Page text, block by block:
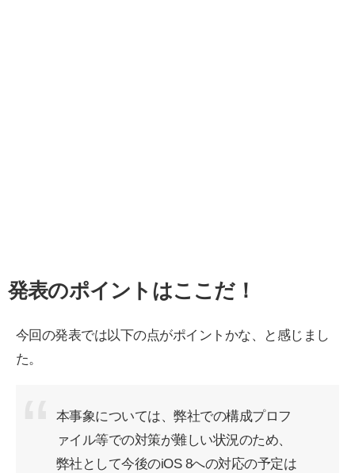
発表のポイントはここだ！
今回の発表では以下の点がポイントかな、と感じまし
た。
本事象については、弊社での構成プロフ
ァイル等での対策が難しい状況のため、
弊社として今後のiOS 8への対応の予定は